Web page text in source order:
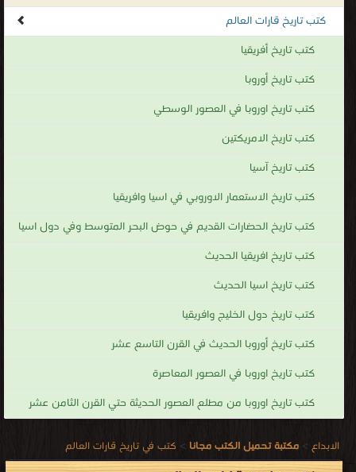
الجيولوجيا، تُعرف القارة بأنها "إحدى كتل اليابسة الرئيسية على الأرض، بما
في ذلك الأراضي البرية الجافة ووالرفوف القارية. تتوافق القارات
الجيولوجية مع ست مناطق كبيرة من القشرة القارية الموجودة في
الصفائح التكتونية، لكن يستثنى منها أجزاء قارية صغيرة مثل مدغشقر،
حيث يُشار لها بشكل عام بالقارات الصغيرة. من المعروف أن القشرة
القارية توجد فقط على الأرض.
كتب تاريخ قارات العالم
كتب تاريخ قارات العالم
كتب تاريخ أفريقيا
كتب تاريخ أوروبا
كتب تاريخ اوروبا في العصور الوسطي
كتب تاريخ الامريكتين
كتب تاريخ آسيا
كتب تاريخ الاستعمار الاوروبي في اسيا وافريقيا
كتب تاريخ الحضارات القديم في حوض البحر المتوسط وفي دول اسيا
كتب تاريخ افريقيا الحديث
كتب تاريخ اسيا الحديث
كتب تاريخ دول الخليج وافريقيا
كتب تاريخ أوروبا الحديث في القرن التاسع عشر
كتب تاريخ اوروبا في العصور المعاصرة
كتب تاريخ اوروبا من مطلع العصور الحديثة حتي القرن الثامن عشر
الابداع > مكتبة تحميل الكتب مجانا > كتب في تاريخ قارات العالم